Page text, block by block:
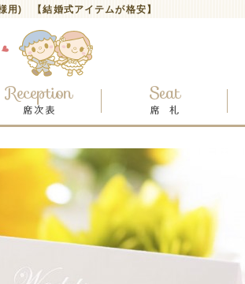
) 【結婚式アイテムが格安】